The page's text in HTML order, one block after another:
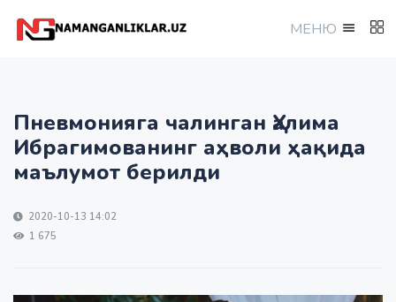
МEНЮ
Пневмонияга чалинган Ҳалима
Ибрагимованинг аҳволи ҳақида
маълумот берилди
2020-10-13 14:02
1 675